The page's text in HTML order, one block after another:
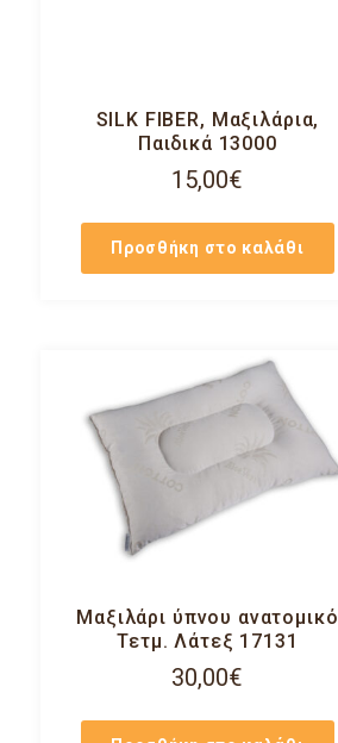
SILK FIBER, Μαξιλάρια,
Παιδικά 13000
15,00€
Προσθήκη στο καλάθι
Μαξιλάρι ύπνου ανατομικό
Τετμ. Λάτεξ 17131
30,00€